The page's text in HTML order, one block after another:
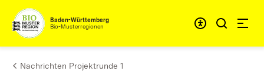
Zum Inhalt springen
Baden-Württemberg
Bio-Musterregionen
Nachrichten Projektrunde 1